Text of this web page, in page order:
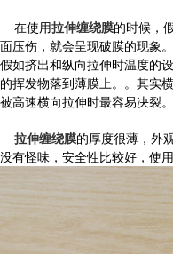
在使用拉伸缠绕膜的时候，
面压伤，就会呈现破膜的现象
假如挤出和纵向拉伸时温度的
的挥发物落到薄膜上。。其实
被高速横向拉伸时最容易决裂。
拉伸缠绕膜的厚度很薄，外
没有怪味，安全性比较好，使